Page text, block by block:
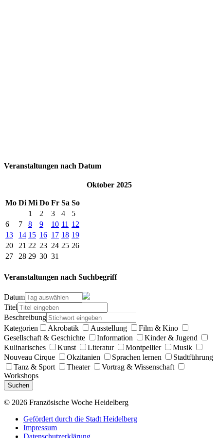
Veranstaltungen nach Datum
Oktober 2025
Mo Di Mi Do Fr Sa So
1
2 3 4
5
6
7 8 9 10 11 12
13
14 15 16 17 18 19
20
21 22 23 24 25 26
27
28 29 30 31
Veranstaltungen nach Suchbegriff
Datum
Titel
Beschreibung
Kategorien
Akrobatik Ausstellung
Film & Kino
Gesellschaft & Geschichte
Information
Kinder & Jugend
Kulinarisches
Kunst Literatur Montpellier
Musik
Nouveau Cirque
Okzitanien Sprachen lernen
Stadtführung
Tanz & Sport
Theater
Vortrag & Wissenschaft
Workshops
Suchen
© 2026 Französische Woche Heidelberg
Gefördert durch die Stadt Heidelberg
Impressum
Datenschutzerklärung